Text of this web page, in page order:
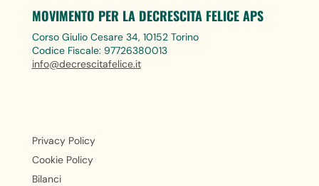
MOVIMENTO PER LA DECRESCITA FELICE APS
Corso Giulio Cesare 34, 10152 Torino
Codice Fiscale: 97726380013
info@decrescitafelice.it
Privacy Policy
Cookie Policy
Bilanci